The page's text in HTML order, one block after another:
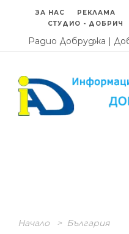
ЗА НАС РЕКЛАМА
СТУДИО - ДОБРИЧ
Радио Добруджа |
Начало > България